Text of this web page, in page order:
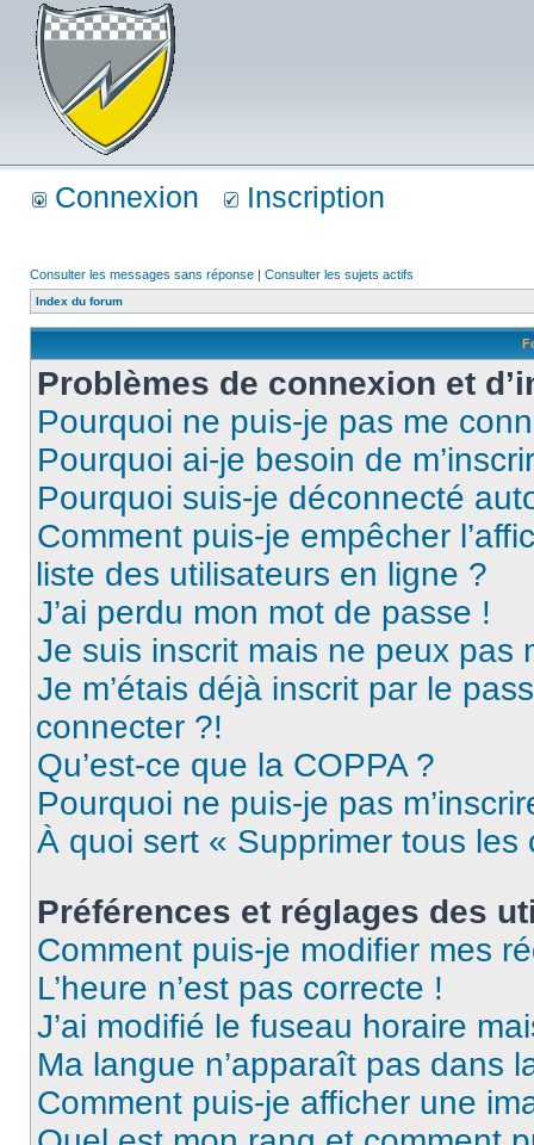
Connexion Inscription
Consulter les messages sans réponse | Consulter les sujets actifs
Index du forum
Problèmes de connexion et
Pourquoi ne puis-je pas me
Pourquoi ai-je besoin de
Pourquoi suis-je déconnecté
Comment puis-je empêcher
liste des utilisateurs en ligne ?
J’ai perdu mon mot de passe !
Je suis inscrit mais ne peux pas
Je m’étais déjà inscrit par le
connecter ?!
Qu’est-ce que la COPPA ?
Pourquoi ne puis-je pas
À quoi sert « Supprimer tous les
Préférences et réglages des
Comment puis-je modifier mes
L’heure n’est pas correcte !
J’ai modifié le fuseau horaire
Ma langue n’apparaît pas dans
Comment puis-je afficher une